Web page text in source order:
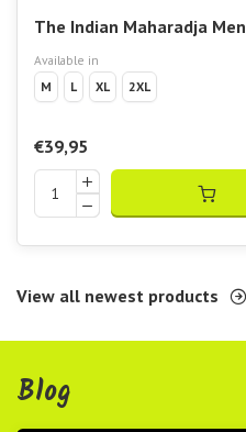
The Indian Maharadja Men
Checked Pique Tee
Available in
M
L XL 2XL
€39,95
View all newest products
Blog